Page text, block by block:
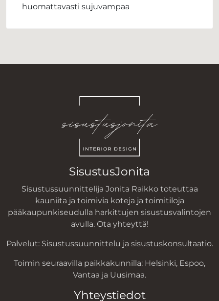
huomattavasti sujuvampaa
SisustusJonita
Sisustussuunnittelija Jonita Raikko toteuttaa
kauniita ja toimivia koteja ja toimitiloja
pääkaupunkiseudulla harkittujen sisustusvalintojen
avulla. Ota yhteyttä!
Palvelut: Sisustussuunnittelu ja sisustuskonsultaatio.
Toimin seuraavilla paikkakunnilla: Helsinki, Espoo,
Vantaa ja Uusimaa.
Yhteystiedot